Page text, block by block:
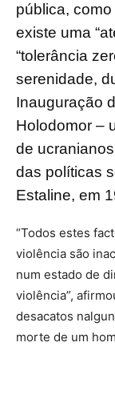
pública,
existe uma
“tolerância
serenidade,
Inauguração
Holodomor –
de
das políticas
Estaline, em
“Todos estes
violência são
num estado de
violência”,
desacatos
morte de um